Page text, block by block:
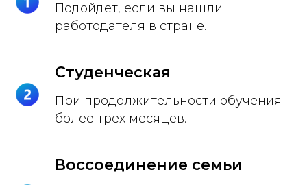
Подойдет, если вы нашли
работодателя в стране.
Студенческая
При продолжительности обучения
более трех месяцев.
Воссоединение семьи